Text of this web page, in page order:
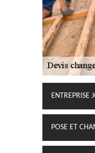
ENTREPRISE
POSE ET